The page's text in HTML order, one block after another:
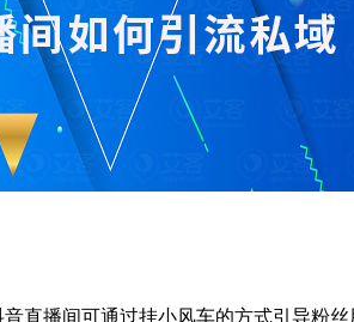
直播间可通过挂小风车的方式引导粉